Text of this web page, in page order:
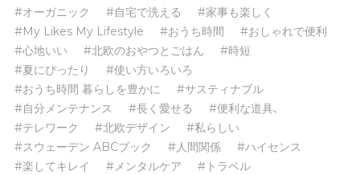
#オーガニック
#自宅で洗える
#家事も楽しく
#My Likes My Lifestyle
#おうち時間
#おしゃれで便利
#心地いい
#北欧のおやつとごはん
#時短
#夏にぴったり
#使い方いろいろ
#おうち時間 暮らしを豊かに
#サスティナブル
#自分メンテナンス
#長く愛せる
#便利な道具､
#テレワーク
#北欧デザイン
#私らしい
#スウェーデン ABCブック
#人間関係
#ハイセンス
#楽してキレイ
#メンタルケア
#トラベル